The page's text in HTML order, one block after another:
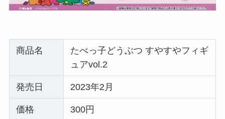
商品名
たべっ子どうぶつ すやすやフィギ
ュアvol.2
発売日 2023年2月
価格 300円